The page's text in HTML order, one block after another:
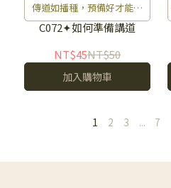
傳道如播種，預備好才能收
成滿滿。
C072✦如何準備講道
NT$45NT$50
加入購物車
1 2 3 ... 7